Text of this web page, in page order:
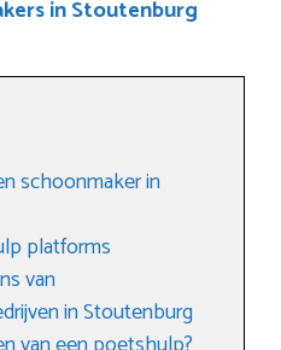
in Stoutenburg
schoonmaker in
platforms
van
in Stoutenburg